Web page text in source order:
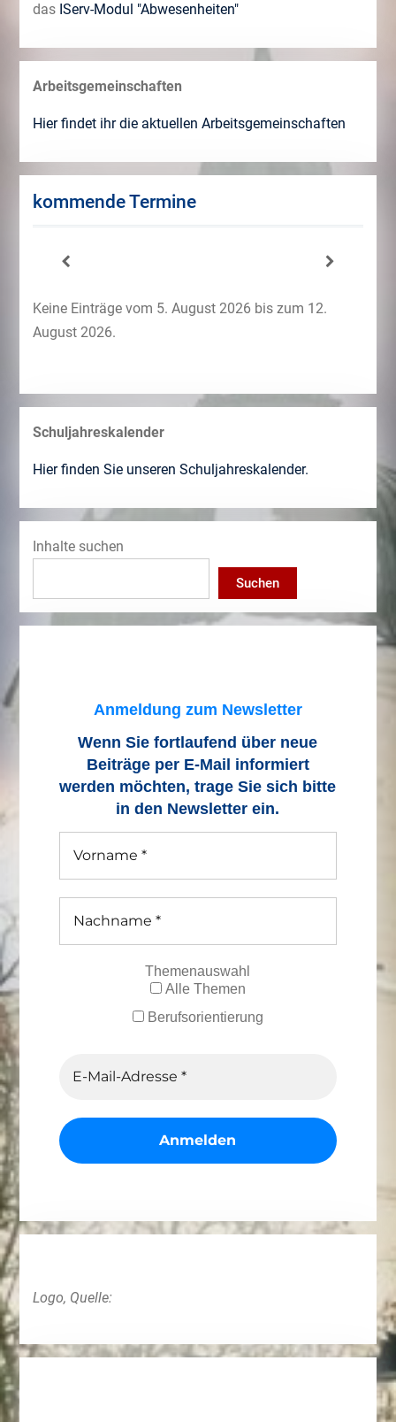
das IServ-Modul "Abwesenheiten"
Arbeitsgemeinschaften
Hier findet ihr die aktuellen Arbeitsgemeinschaften
kommende Termine
Keine Einträge vom 5. August 2026 bis zum 12.
August 2026.
Schuljahreskalender
Hier finden Sie unseren Schuljahreskalender.
Inhalte suchen
Suchen
Anmeldung zum Newsletter
Wenn Sie fortlaufend über neue
Beiträge per E-Mail informiert
werden möchten, trage Sie sich bitte
in den Newsletter ein.
Themenauswahl
Alle Themen
Berufsorientierung
Logo, Quelle: